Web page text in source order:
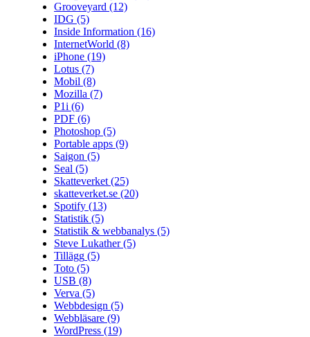
Grooveyard (12)
IDG (5)
Inside Information (16)
InternetWorld (8)
iPhone (19)
Lotus (7)
Mobil (8)
Mozilla (7)
P1i (6)
PDF (6)
Photoshop (5)
Portable apps (9)
Saigon (5)
Seal (5)
Skatteverket (25)
skatteverket.se (20)
Spotify (13)
Statistik (5)
Statistik & webbanalys (5)
Steve Lukather(5)
Tillägg (5)
Toto (5)
USB (8)
Verva (5)
Webbdesign (5)
Webbläsare (9)
WordPress (19)